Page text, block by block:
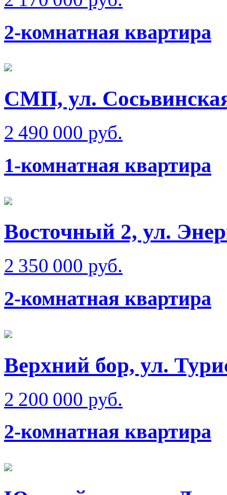
2-комнатная квартира
СМП, ул.
2 490 000 руб.
1-комнатная квартира
Восточный 2, ул.
2 350 000 руб.
2-комнатная квартира
Верхний бор, ул.
2 200 000 руб.
2-комнатная квартира